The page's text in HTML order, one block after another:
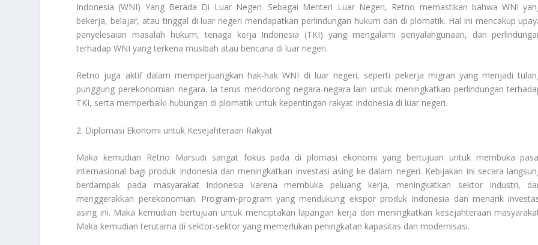
Indonesia (WNI) Yang Berada Di Luar Negeri. Sebagai Menteri Luar Negeri, Retno memastikan bahwa WNI
bekerja, belajar, atau tinggal di luar negeri mendapatkan perlindungan hukum dan di plomatik. Hal ini mencakup
penyelesaian masalah hukum, tenaga kerja Indonesia (TKI) yang mengalami penyalahgunaan, dan
terhadap WNI yang terkena musibah atau bencana di luar negeri.
Retno juga aktif dalam memperjuangkan hak-hak WNI di luar negeri, seperti pekerja migran yang menjadi
punggung perekonomian negara. Ia terus mendorong negara-negara lain untuk meningkatkan perlindungan
TKI, serta memperbaiki hubungan di plomatik untuk kepentingan rakyat Indonesia di luar negeri.
2. Diplomasi Ekonomi untuk Kesejahteraan Rakyat
Maka kemudian Retno Marsudi sangat fokus pada di plomasi ekonomi yang bertujuan untuk membuka
internasional bagi produk Indonesia dan meningkatkan investasi asing ke dalam negeri. Kebijakan ini secara
berdampak pada masyarakat Indonesia karena membuka peluang kerja, meningkatkan sektor industri,
menggerakkan perekonomian. Program-program yang mendukung ekspor produk Indonesia dan menarik
asing ini. Maka kemudian bertujuan untuk menciptakan lapangan kerja dan meningkatkan kesejahteraan
Maka kemudian terutama di sektor-sektor yang memerlukan peningkatan kapasitas dan modernisasi.